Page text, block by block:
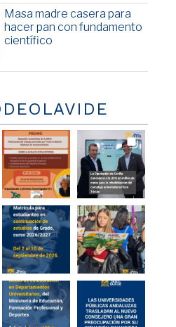
Masa madre casera para
hacer pan con fundamento
científico